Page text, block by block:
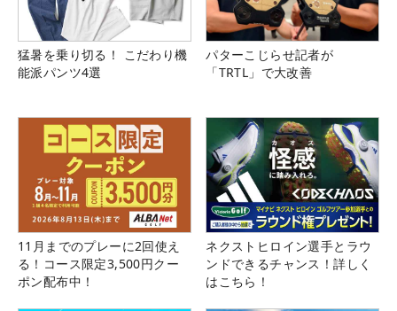
猛暑を乗り切る！ こだわり機
能派パンツ4選
パターこじらせ記者が
「TRTL」で大改善
11月までのプレーに2回使え
る！コース限定3,500円クー
ポン配布中！
ネクストヒロイン選手とラウ
ンドできるチャンス！詳しく
はこちら！